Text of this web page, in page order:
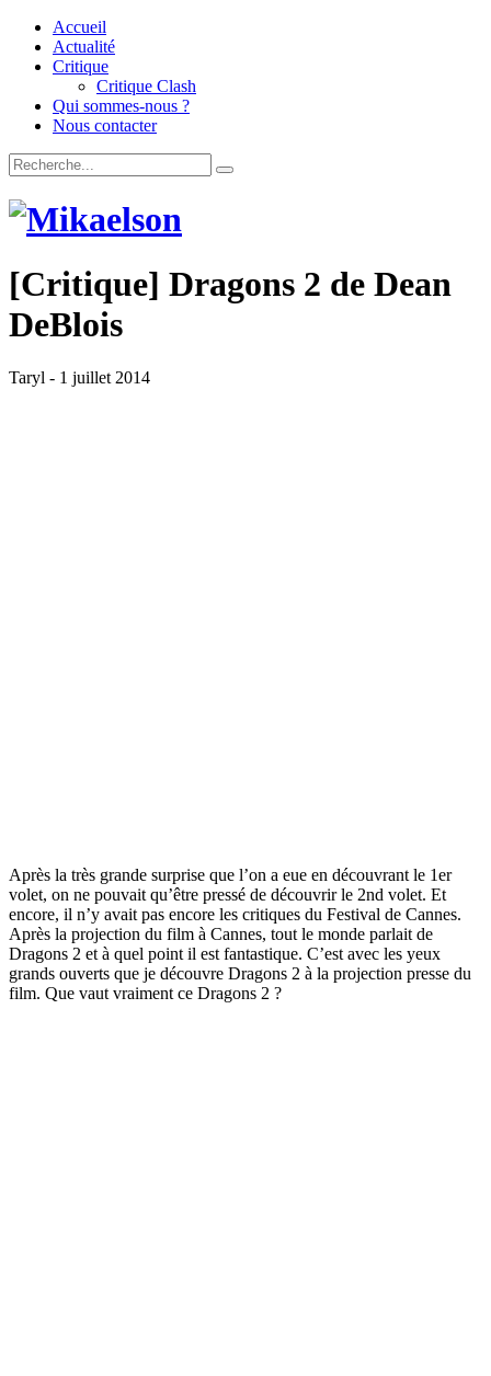
Accueil
Actualité
Critique
Critique Clash
Qui sommes-nous ?
Nous contacter
[Critique] Dragons 2 de Dean
DeBlois
Taryl - 1 juillet 2014
Après la très grande surprise que l’on a eue en découvrant le 1er
volet, on ne pouvait qu’être pressé de découvrir le 2nd volet. Et
encore, il n’y avait pas encore les critiques du Festival de Cannes.
Après la projection du film à Cannes, tout le monde parlait de
Dragons 2 et à quel point il est fantastique. C’est avec les yeux
grands ouverts que je découvre Dragons 2 à la projection presse du
film. Que vaut vraiment ce Dragons 2 ?